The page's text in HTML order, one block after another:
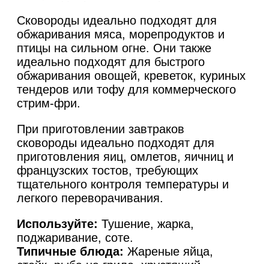
Сковороды идеально подходят для
обжаривания мяса, морепродуктов и
птицы на сильном огне. Они также
идеально подходят для быстрого
обжаривания овощей, креветок, куриных
тендеров или тофу для коммерческого
стрим-фри.
При приготовлении завтраков
сковороды идеально подходят для
приготовления яиц, омлетов, яичниц и
французских тостов, требующих
тщательного контроля температуры и
легкого переворачивания.
Используйте: Тушение, жарка,
поджаривание, соте.
Типичные блюда: Жареные яйца,